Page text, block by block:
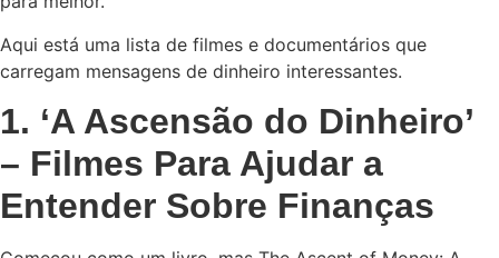
Aqui está uma lista de filmes e documentários que
carregam mensagens de dinheiro interessantes.
1. ‘A Ascensão do Dinheiro’
– Filmes Para Ajudar a
Entender Sobre Finanças